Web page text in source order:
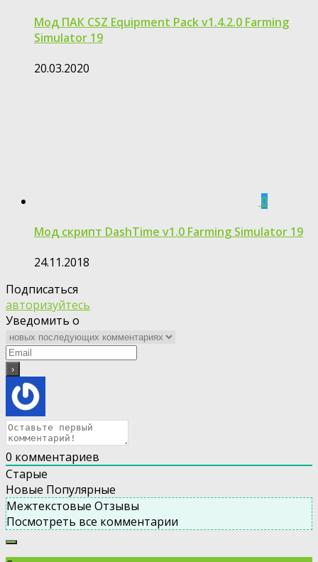
Мод ПАК CSZ Equipment Pack v1.4.2.0 Farming
Simulator 19
20.03.2020
0
Мод скрипт DashTime v1.0 Farming Simulator 19
24.11.2018
Подписаться
авторизуйтесь
Уведомить о
0 комментариев
Старые
Новые Популярные
Межтекстовые Отзывы
Посмотреть все комментарии